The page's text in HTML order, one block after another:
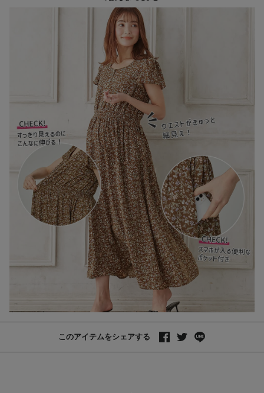
このアイテムをシェアする